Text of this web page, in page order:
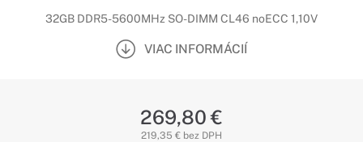
32GB DDR5-5600MHz SO-DIMM CL46 noECC 1,10V
VIAC INFORMÁCIÍ
269,80 €
219,35 € bez DPH